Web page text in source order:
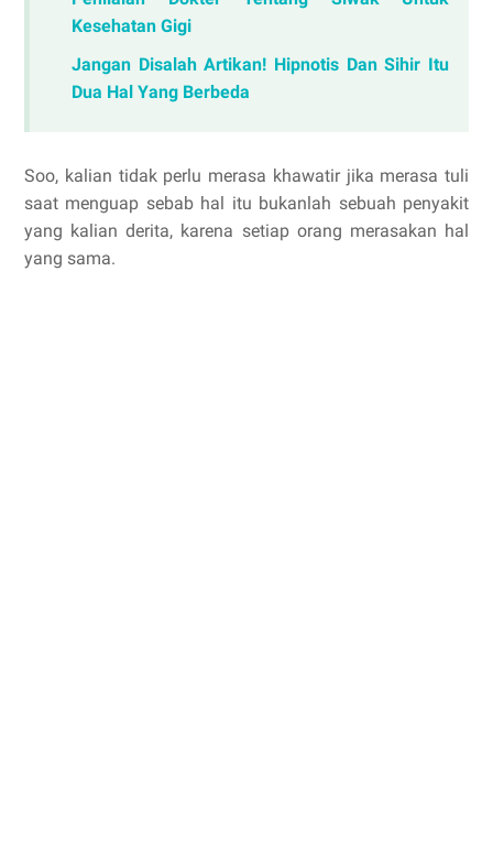
Kesehatan Gigi
Jangan Disalah Artikan! Hipnotis Dan Sihir Itu
Dua Hal Yang Berbeda
Soo, kalian tidak perlu merasa khawatir jika merasa tuli
saat menguap sebab hal itu bukanlah sebuah penyakit
yang kalian derita, karena setiap orang merasakan hal
yang sama.